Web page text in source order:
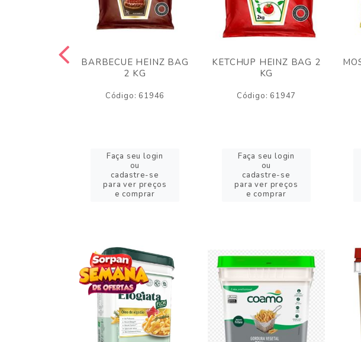
BARBECUE HEINZ BAG
2 KG
Código: 61946
Faça seu login
ou
cadastre-se
para ver preços
e comprar
KETCHUP HEINZ BAG 2
KG
Código: 61947
Faça seu login
ou
cadastre-se
para ver preços
e comprar